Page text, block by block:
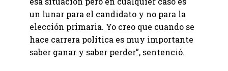
un lunar para el candidato y no para la
elección primaria. Yo creo que cuando se
hace carrera política es muy importante
saber ganar y saber perder”, sentenció.